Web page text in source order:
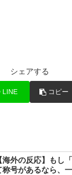
シェアする
LINE コピー
海外の反応】もし
称号があるなら、